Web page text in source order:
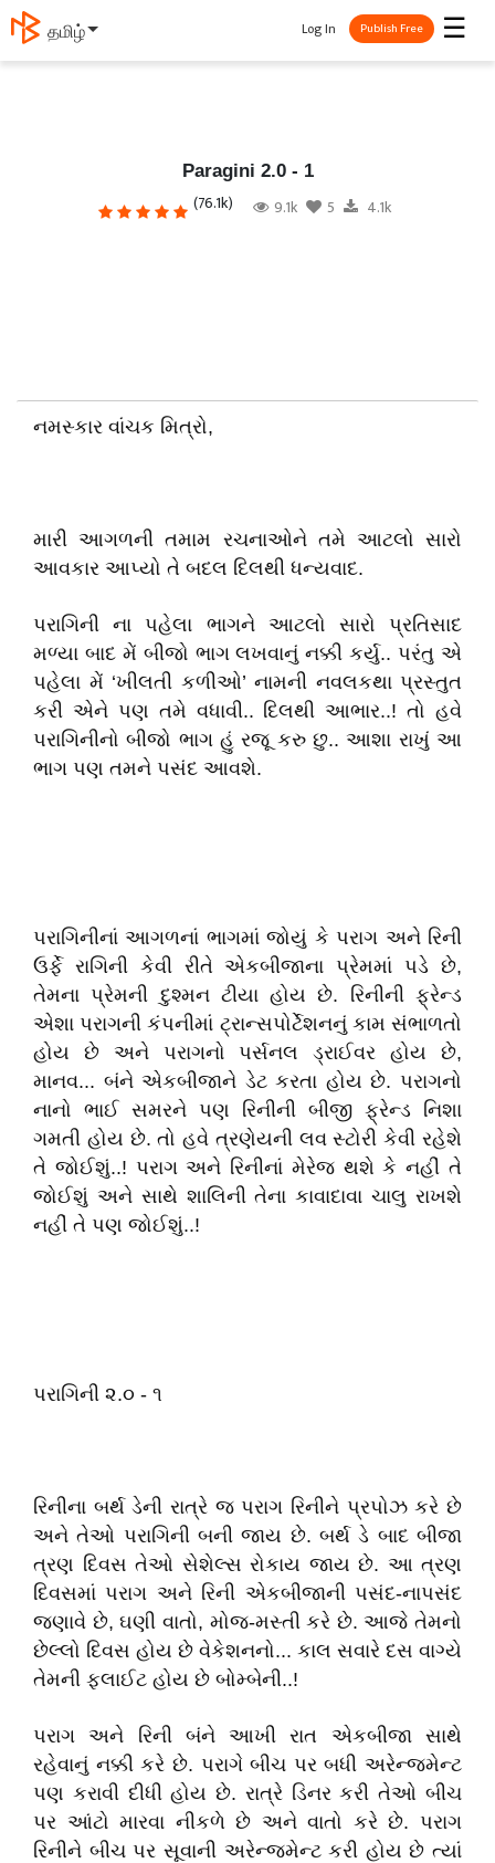
தமிழ் ☰
Log In Publish Free
Paragini 2.0 - 1
(76.1k) 9.1k 5 4.1k
નમસ્કાર વાંચક મિત્રો,
મારી આગળની તમામ રચનાઓને તમે આટલો સારો
આવકાર આપ્યો તે બદલ દિલથી ધન્યવાદ.
પરાગિની ના પહેલા ભાગને આટલો સારો પ્રતિસાદ
મળ્યા બાદ મેં બીજો ભાગ લખવાનું નક્કી કર્યુ.. પરંતુ એ
પહેલા મેં ‘ખીલતી કળીઓ’ નામની નવલકથા પ્રસ્તુત
કરી એને પણ તમે વધાવી.. દિલથી આભાર..! તો હવે
પરાગિનીનો બીજો ભાગ હું રજૂ કરુ છુ.. આશા રાખું આ
ભાગ પણ તમને પસંદ આવશે.
પરાગિનીનાં આગળનાં ભાગમાં જોયું કે પરાગ અને રિની
ઉર્ફે રાગિની કેવી રીતે એકબીજાના પ્રેમમાં પડે છે,
તેમના પ્રેમની દુશ્મન ટીયા હોય છે. રિનીની ફ્રેન્ડ
એશા પરાગની કંપનીમાં ટ્રાન્સપોર્ટેશનનું કામ સંભાળતો
હોય છે અને પરાગનો પર્સનલ ડ્રાઈવર હોય છે,
માનવ... બંને એકબીજાને ડેટ કરતા હોય છે. પરાગનો
નાનો ભાઈ સમરને પણ રિનીની બીજી ફ્રેન્ડ નિશા
ગમતી હોય છે. તો હવે ત્રણેયની લવ સ્ટોરી કેવી રહેશે
તે જોઈશું..! પરાગ અને રિનીનાં મેરેજ થશે કે નહીં તે
જોઈશું અને સાથે શાલિની તેના કાવાદાવા ચાલુ રાખશે
નહીં તે પણ જોઈશું..!
પરાગિની ૨.૦ - ૧
રિનીના બર્થ ડેની રાત્રે જ પરાગ રિનીને પ્રપોઝ કરે છે
અને તેઓ પરાગિની બની જાય છે. બર્થ ડે બાદ બીજા
ત્રણ દિવસ તેઓ સેશેલ્સ રોકાય જાય છે. આ ત્રણ
દિવસમાં પરાગ અને રિની એકબીજાની પસંદ-નાપસંદ
જણાવે છે, ઘણી વાતો, મોજ-મસ્તી કરે છે. આજે તેમનો
છેલ્લો દિવસ હોય છે વેકેશનનો... કાલ સવારે દસ વાગ્યે
તેમની ફ્લાઈટ હોય છે બોમ્બેની..!
પરાગ અને રિની બંને આખી રાત એકબીજા સાથે
રહેવાનું નક્કી કરે છે. પરાગે બીચ પર બધી અરેન્જમેન્ટ
પણ કરાવી દીધી હોય છે. રાત્રે ડિનર કરી તેઓ બીચ
પર આંટો મારવા નીકળે છે અને વાતો કરે છે. પરાગ
રિનીને બીચ પર સૂવાની અરેન્જમેન્ટ કરી હોય છે ત્યાં